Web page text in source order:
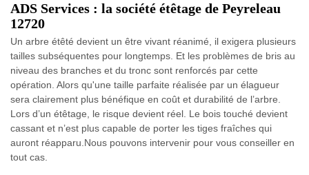
ADS Services : la société étêtage de Peyreleau
12720
Un arbre étêté devient un être vivant réanimé, il exigera plusieurs
tailles subséquentes pour longtemps. Et les problèmes de bris au
niveau des branches et du tronc sont renforcés par cette
opération. Alors qu'une taille parfaite réalisée par un élagueur
sera clairement plus bénéfique en coût et durabilité de l’arbre.
Lors d’un étêtage, le risque devient réel. Le bois touché devient
cassant et n’est plus capable de porter les tiges fraîches qui
auront réapparu.Nous pouvons intervenir pour vous conseiller en
tout cas.